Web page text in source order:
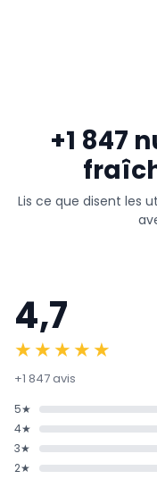
+1 847
Lis ce que disent les
4,7
★★★★★
+1 847 avis
5★
4★
3★
2★